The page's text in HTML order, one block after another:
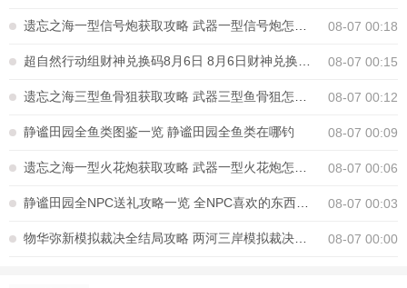
08-07 00:18
08-07 00:15
08-07 00:12
静谧田园全鱼类图鉴一览 静谧田园全鱼类在哪钓 08-07 00:09
08-07 00:06
08-07 00:03
08-07 00:00